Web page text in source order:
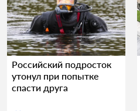
Российский подросток
утонул при попытке
спасти друга